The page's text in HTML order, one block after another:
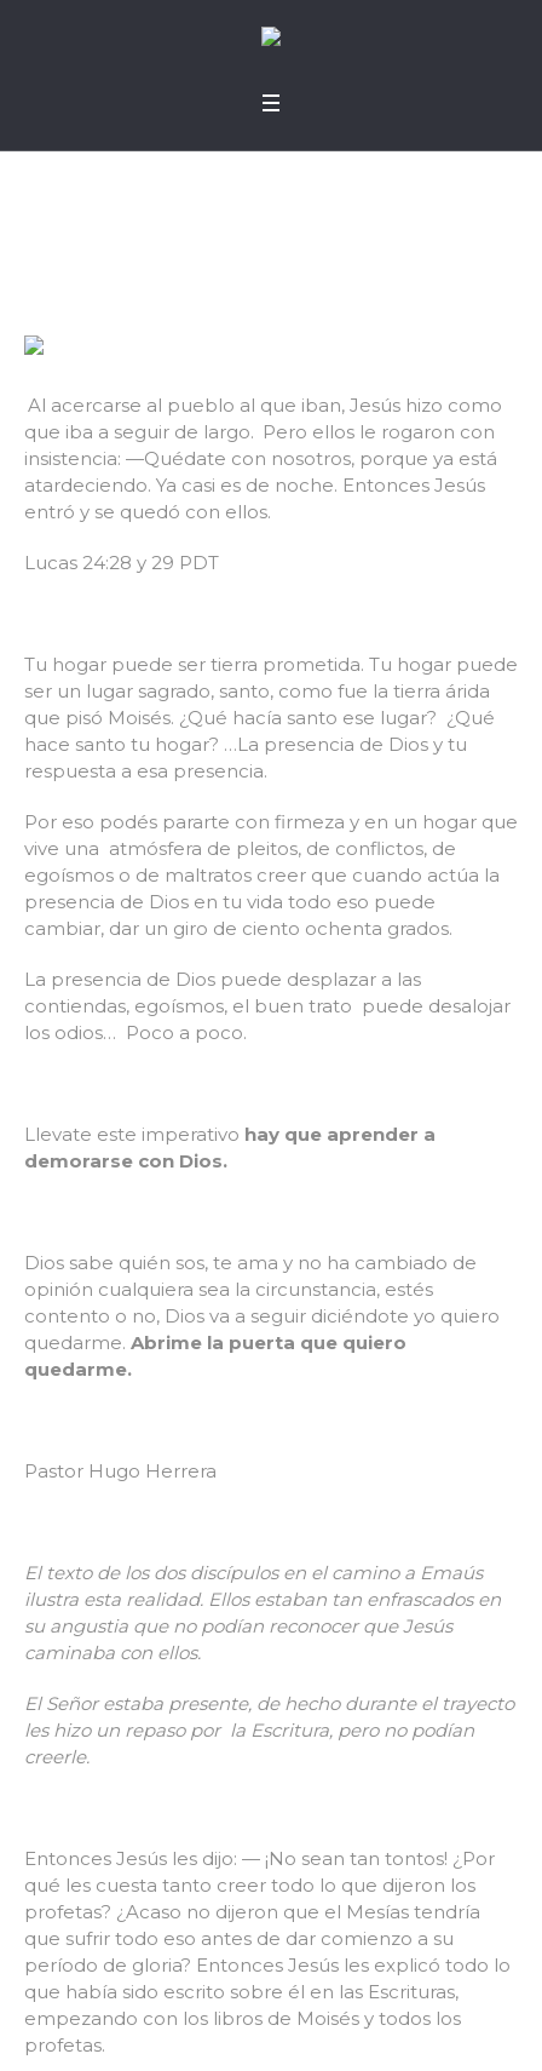
Al acercarse al pueblo al que iban, Jesús hizo como
que iba a seguir de largo. Pero ellos le rogaron con
insistencia: —Quédate con nosotros, porque ya está
atardeciendo. Ya casi es de noche. Entonces Jesús
entró y se quedó con ellos.
Lucas 24:28 y 29 PDT
Tu hogar puede ser tierra prometida. Tu hogar puede
ser un lugar sagrado, santo, como fue la tierra árida
que pisó Moisés. ¿Qué hacía santo ese lugar? ¿Qué
hace santo tu hogar? …La presencia de Dios y tu
respuesta a esa presencia.
Por eso podés pararte con firmeza y en un hogar que
vive una atmósfera de pleitos, de conflictos, de
egoísmos o de maltratos creer que cuando actúa la
presencia de Dios en tu vida todo eso puede
cambiar, dar un giro de ciento ochenta grados.
La presencia de Dios puede desplazar a las
contiendas, egoísmos, el buen trato puede desalojar
los odios… Poco a poco.
Llevate este imperativo hay que aprender a
demorarse con Dios.
Dios sabe quién sos, te ama y no ha cambiado de
opinión cualquiera sea la circunstancia, estés
contento o no, Dios va a seguir diciéndote yo quiero
quedarme. Abrime la puerta que quiero
quedarme.
Pastor Hugo Herrera
El texto de los dos discípulos en el camino a Emaús
ilustra esta realidad. Ellos estaban tan enfrascados en
su angustia que no podían reconocer que Jesús
caminaba con ellos.
El Señor estaba presente, de hecho durante el trayecto
les hizo un repaso por la Escritura, pero no podían
creerle.
Entonces Jesús les dijo: — ¡No sean tan tontos! ¿Por
qué les cuesta tanto creer todo lo que dijeron los
profetas? ¿Acaso no dijeron que el Mesías tendría
que sufrir todo eso antes de dar comienzo a su
período de gloria? Entonces Jesús les explicó todo lo
que había sido escrito sobre él en las Escrituras,
empezando con los libros de Moisés y todos los
profetas.